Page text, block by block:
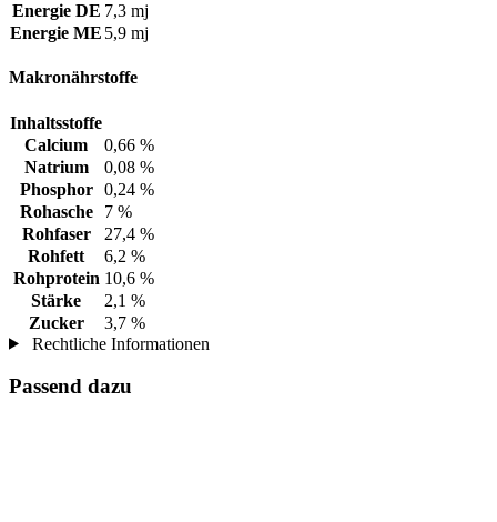
Energie DE 7,3 mj
Energie ME 5,9 mj
Makronährstoffe
Inhaltsstoffe
Calcium
0,66 %
Natrium
0,08 %
Phosphor
0,24 %
Rohasche
7 %
Rohfaser
27,4 %
Rohfett
6,2 %
Rohprotein 10,6 %
Stärke
2,1 %
Zucker
3,7 %
Rechtliche Informationen
Passend dazu